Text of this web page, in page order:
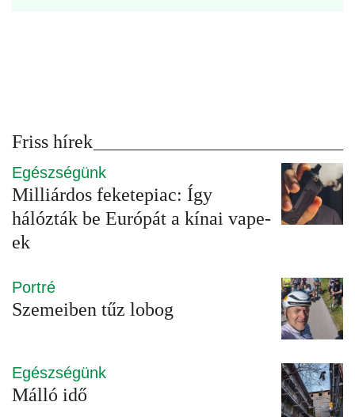
Friss hírek
Egészségünk
Milliárdos feketepiac: Így
hálózták be Európát a kínai vape-
ek
Portré
Szemeiben tűz lobog
Egészségünk
Málló idő